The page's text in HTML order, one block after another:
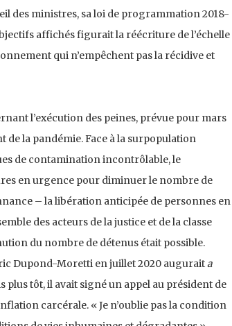
des ministres, sa loi de programmation 2018-
affichés figurait la réécriture de l’échelle
qui n’empêchent pas la récidive et
l’exécution des peines, prévue pour mars
la pandémie. Face à la surpopulation
de contamination incontrôlable, le
en urgence pour diminuer le nombre de
– la libération anticipée de personnes en
des acteurs de la justice et de la classe
du nombre de détenus était possible.
Dupond-Moretti en juillet 2020 auguraita
plus tôt, il avait signé un appel au président de
carcérale. « Je n’oublie pas la condition